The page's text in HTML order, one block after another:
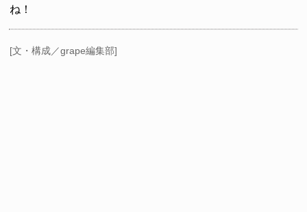
ね！
[文・構成／grape編集部]